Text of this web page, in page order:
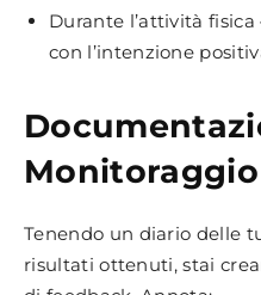
Durante l’attività
con l’intenzione
Monitoraggio
Tenendo un diario delle
risultati ottenuti, stai